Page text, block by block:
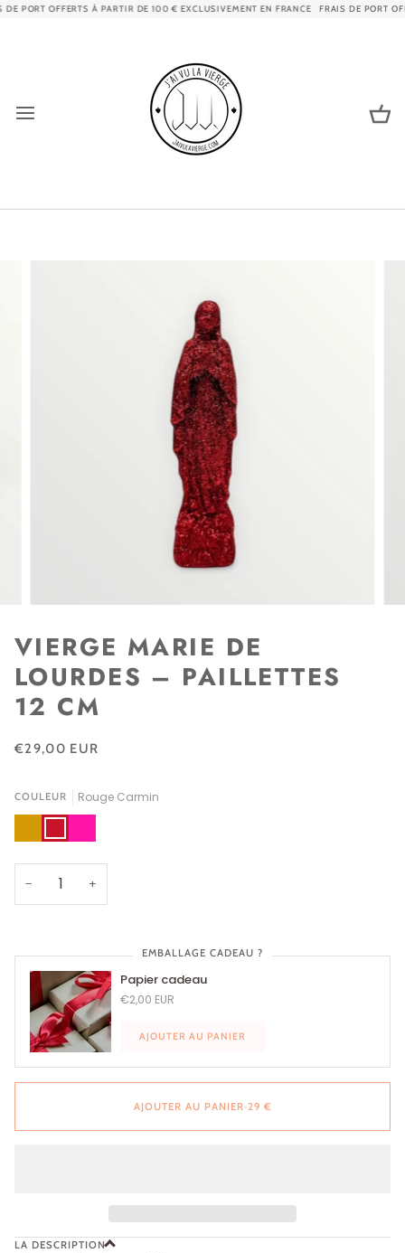
Passer
PORT OFFERTS À PARTIR DE 100 € EXCLUSIVEMENT EN FRANCE FRAIS DE PORT
VIERGE MARIE DE
LOURDES – PAILLETTES
12 CM
€29,00 EUR
COULEUR Rouge Carmin
Or RougeROSE
− +
EMBALLAGE CADEAU ?
Papier cadeau
€2,00 EUR
AJOUTER AU PANIER
AJOUTER AU PANIER•29 €
LA DESCRIPTION